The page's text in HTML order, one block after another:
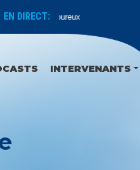
EN DIRECT:
Mystères Douloureux
INTERVENANTS